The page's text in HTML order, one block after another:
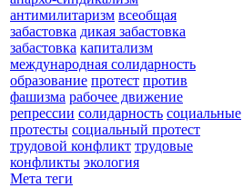
антимилитаризм всеобщая
забастовка дикая забастовка
забастовка капитализм
международная солидарность
образование протест против
фашизма рабочее движение
репрессии солидарность социальные
протесты социальный протест
трудовой конфликт трудовые
конфликты экология
Мета теги